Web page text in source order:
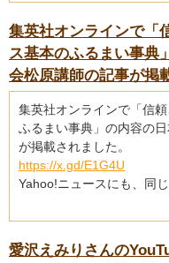
集英社オンラインで「
ス基本のふるまい事典
会松原講師の記事が掲
集英社オンラインで「信
ふるまい事典」の内容の
が掲載されました。
https://x.gd/E1G4U
Yahoo!ニュースにも、同
愛沢えみりさんの